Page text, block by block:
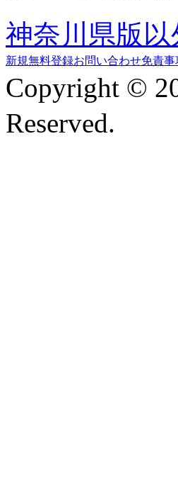
神奈川県版
新規無料登録お問い合わせ免責事
Copyright ©
Reserved.